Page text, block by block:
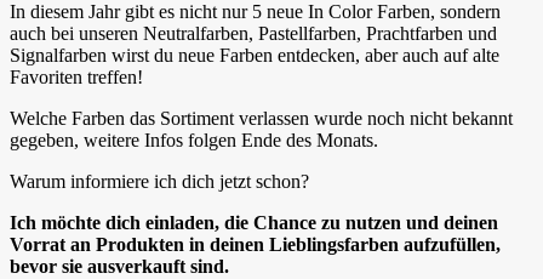
In diesem Jahr gibt es nicht nur 5 neue In Color Farben, sondern
auch bei unseren Neutralfarben, Pastellfarben, Prachtfarben und
Signalfarben wirst du neue Farben entdecken, aber auch auf alte
Favoriten treffen!
Welche Farben das Sortiment verlassen wurde noch nicht bekannt
gegeben, weitere Infos folgen Ende des Monats.
Warum informiere ich dich jetzt schon?
Ich möchte dich einladen, die Chance zu nutzen und deinen
Vorrat an Produkten in deinen Lieblingsfarben aufzufüllen,
bevor sie ausverkauft sind.